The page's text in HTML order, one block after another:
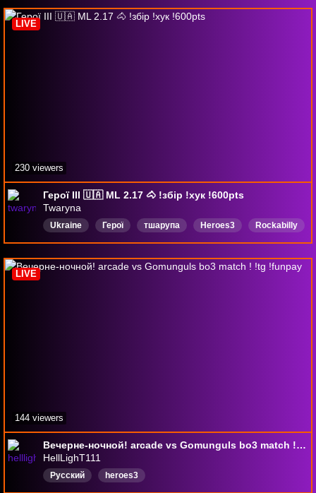
Герої III 🇺🇦 ML 2.17 🐴 !збір !хук !600pts
Twaryna
Ukraine Герої тшарупа Heroes3
Rockabilly
Psychobilly
StandWithUkraine Українська
LIVE
230 viewers
Вечерне-ночной! arcade vs Gomunguls bo3 match ! !tg !funpay
HellLighT111
Русский heroes3
LIVE
144 viewers